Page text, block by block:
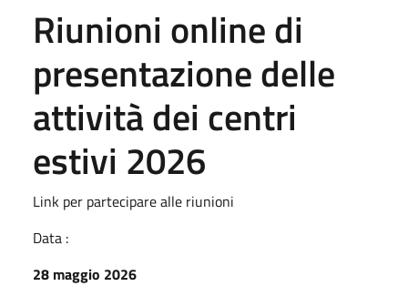
Riunioni online di
presentazione delle
attività dei centri
estivi 2026
Link per partecipare alle riunioni
Data :
28 maggio 2026